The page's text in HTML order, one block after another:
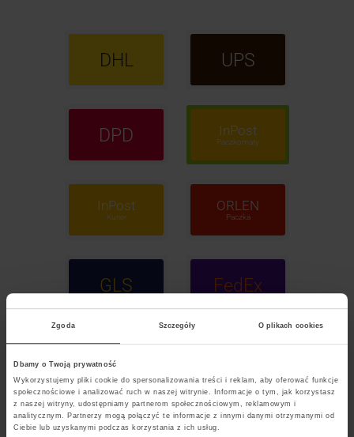
Zgoda Szczegóły O plikach cookies
Dbamy o Twoją prywatność
Wykorzystujemy pliki cookie do spersonalizowania treści i reklam, aby oferować funkcje
społecznościowe i analizować ruch w naszej witrynie. Informacje o tym, jak korzystasz
z naszej witryny, udostępniamy partnerom społecznościowym, reklamowym i
analitycznym. Partnerzy mogą połączyć te informacje z innymi danymi otrzymanymi od
Ciebie lub uzyskanymi podczas korzystania z ich usług.
DHL UPS
DPD InPost
Paczkomaty
InPost
Kurier
ORLEN
Paczka
GLS FedEx